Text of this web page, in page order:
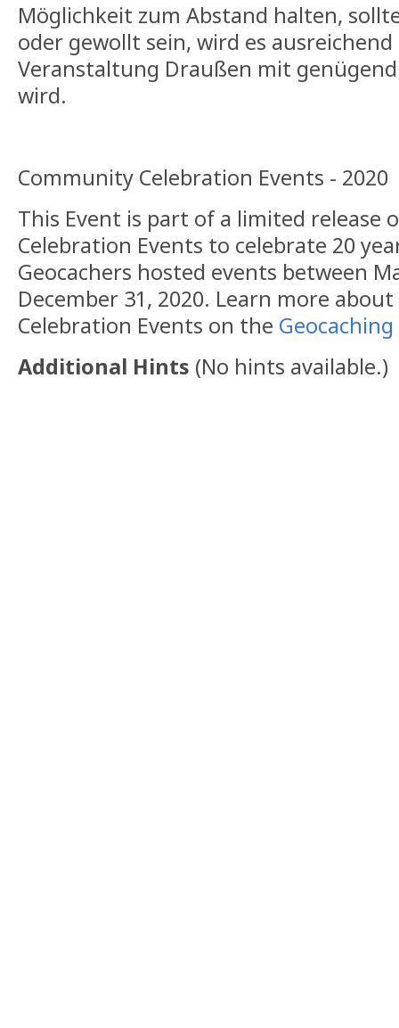
Möglichkeit zum Abstand halten,
oder gewollt sein, wird es ausreichend
Veranstaltung Draußen mit
wird.
Community Celebration Events - 2020
This Event is part of a limited release
Celebration Events to celebrate 20
Geocachers hosted events between
December 31, 2020. Learn more
Celebration Events on the
Additional Hints (No hints available.)